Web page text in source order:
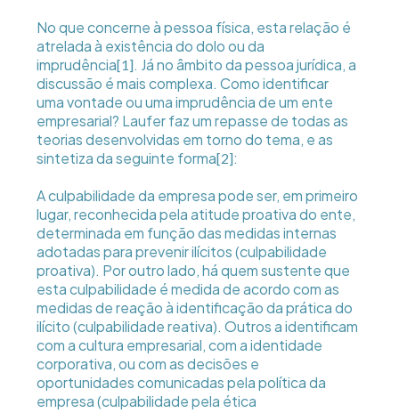
No que concerne à pessoa física, esta relação é
atrelada à existência do dolo ou da
imprudência[1]. Já no âmbito da pessoa jurídica, a
discussão é mais complexa. Como identificar
uma vontade ou uma imprudência de um ente
empresarial? Laufer faz um repasse de todas as
teorias desenvolvidas em torno do tema, e as
sintetiza da seguinte forma[2]:
A culpabilidade da empresa pode ser, em primeiro
lugar, reconhecida pela atitude proativa do ente,
determinada em função das medidas internas
adotadas para prevenir ilícitos (culpabilidade
proativa). Por outro lado, há quem sustente que
esta culpabilidade é medida de acordo com as
medidas de reação à identificação da prática do
ilícito (culpabilidade reativa). Outros a identificam
com a cultura empresarial, com a identidade
corporativa, ou com as decisões e
oportunidades comunicadas pela política da
empresa (culpabilidade pela ética